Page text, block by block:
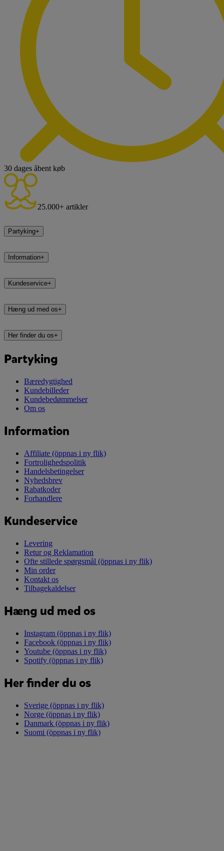
30 dages åbent køb
25.000+ artikler
Partyking+
Information+
Kundeservice+
Hæng ud med os+
Her finder du os+
Partyking
Bæredygtighed
Kundebilleder
Kundebedømmelser
Om os
Information
Affiliate (öppnas i ny flik)
Fortrolighedspolitik
Handelsbetingelser
Nyhedsbrev
Rabatkoder
Forhandlere
Kundeservice
Levering
Retur og Reklamation
Ofte stillede spørgsmål (öppnas i ny flik)
Min order
Kontakt os
Tilbagekaldelser
Hæng ud med os
Instagram (öppnas i ny flik)
Facebook (öppnas i ny flik)
Youtube (öppnas i ny flik)
Spotify (öppnas i ny flik)
Her finder du os
Sverige (öppnas i ny flik)
Norge (öppnas i ny flik)
Danmark (öppnas i ny flik)
Suomi (öppnas i ny flik)